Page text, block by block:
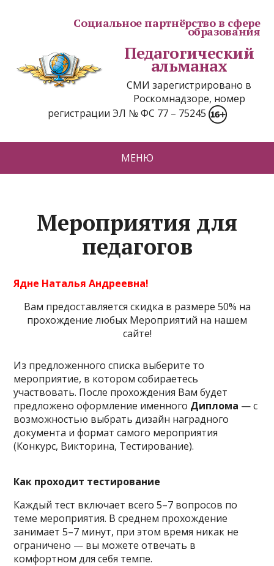
Социальное партнёрство в сфере
образования
Педагогический
альманах
СМИ зарегистрировано в
Роскомнадзоре, номер
регистрации ЭЛ № ФС 77 – 75245
МЕНЮ
Мероприятия для
педагогов
Ядне Наталья Андреевна!
Вам предоставляется скидка в размере 50% на
прохождение любых Мероприятий на нашем
сайте!
Из предложенного списка выберите то
мероприятие, в котором собираетесь
участвовать. После прохождения Вам будет
предложено оформление именного Диплома — с
возможностью выбрать дизайн наградного
документа и формат самого мероприятия
(Конкурс, Викторина, Тестирование).
Как проходит тестирование
Каждый тест включает всего 5–7 вопросов по
теме мероприятия. В среднем прохождение
занимает 5–7 минут, при этом время никак не
ограничено — вы можете отвечать в
комфортном для себя темпе.